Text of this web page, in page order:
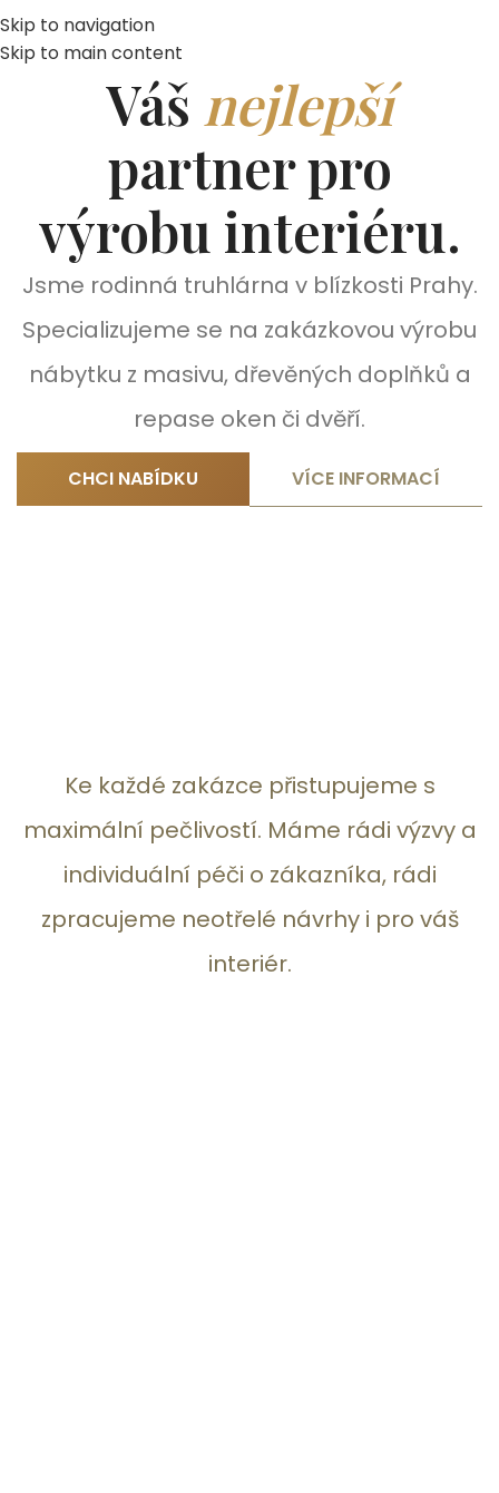
Skip to navigation
Skip to main content
Váš nejlepší
partner pro
výrobu interiéru.
Jsme rodinná truhlárna v blízkosti Prahy.
Specializujeme se na zakázkovou výrobu
nábytku z masivu, dřevěných doplňků a
repase oken či dvěří.
CHCI NABÍDKU VÍCE INFORMACÍ
Ke každé zakázce přistupujeme s
maximální pečlivostí. Máme rádi výzvy a
individuální péči o zákazníka, rádi
zpracujeme neotřelé návrhy i pro váš
interiér.